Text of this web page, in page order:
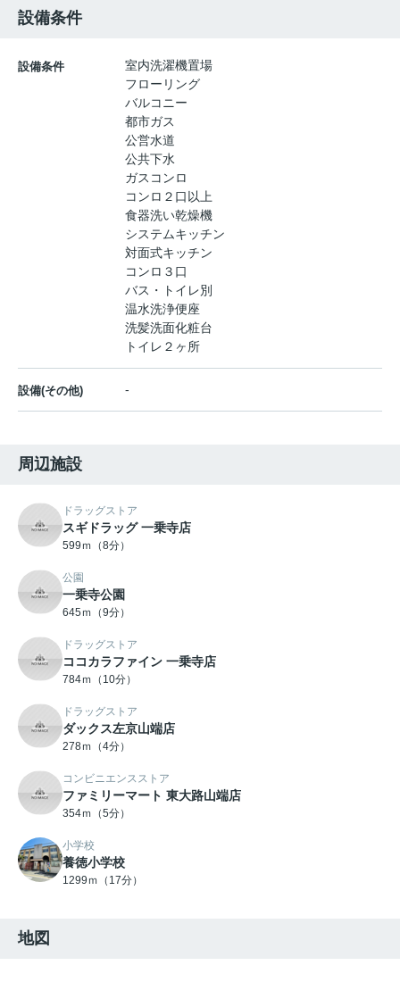
設備条件
設備条件
室内洗濯機置場
フローリング
バルコニー
都市ガス
公営水道
公共下水
ガスコンロ
コンロ２口以上
食器洗い乾燥機
システムキッチン
対面式キッチン
コンロ３口
バス・トイレ別
温水洗浄便座
洗髪洗面化粧台
トイレ２ヶ所
設備(その他) -
周辺施設
ドラッグストア
スギドラッグ 一乗寺店
599ｍ（8分）
公園
一乗寺公園
645ｍ（9分）
ドラッグストア
ココカラファイン 一乗寺店
784ｍ（10分）
ドラッグストア
ダックス左京山端店
278ｍ（4分）
コンビニエンスストア
ファミリーマート 東大路山端店
354ｍ（5分）
小学校
養徳小学校
1299ｍ（17分）
地図